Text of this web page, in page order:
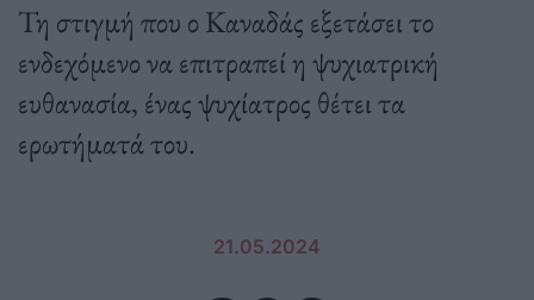
Τη στιγμή που ο Καναδάς εξετάσει το
ενδεχόμενο να επιτραπεί η ψυχιατρική
ευθανασία, ένας ψυχίατρος θέτει τα
ερωτήματά του.
21.05.2024